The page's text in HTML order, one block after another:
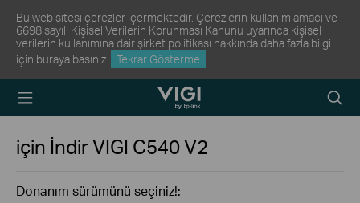
Bu web sitesi çerezler içermektedir. Çerezlerin kullanım amacı ve
6698 sayılı Kişisel Verilerin Korunması Kanunu uyarınca kişisel
verilerin kullanımına dair şirket politikası hakkında daha fazla bilgi
için buraya basınız. Tekrar Gösterme
TP-Link, Reliably
Arama
için İndirVIGI C540V2
Donanım sürümünü seçiniz!: